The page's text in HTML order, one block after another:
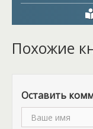
Похожие
Оставить